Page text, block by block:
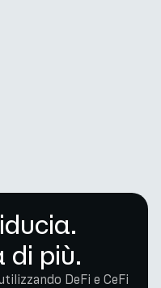
di più.
DeFi e CeFi